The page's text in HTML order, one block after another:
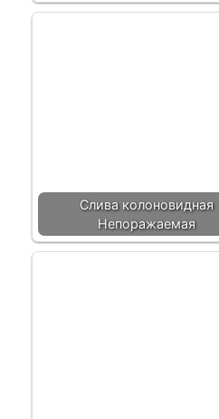
Слива колоновидная
Непоражаемая